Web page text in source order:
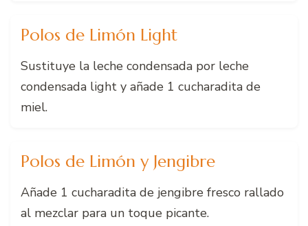
Polos de Limón Light
Sustituye la leche condensada por leche
condensada light y añade 1 cucharadita de
miel.
Polos de Limón y Jengibre
Añade 1 cucharadita de jengibre fresco rallado
al mezclar para un toque picante.